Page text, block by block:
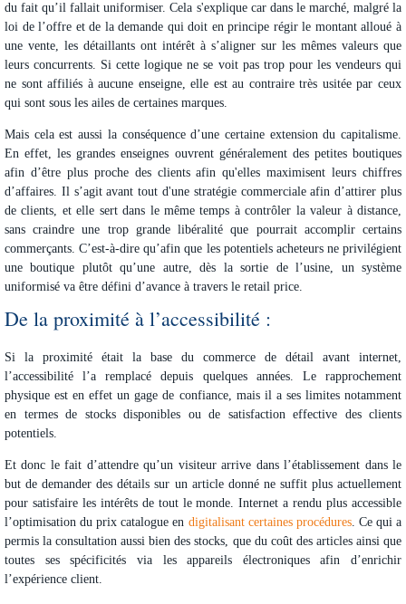
du fait qu’il fallait uniformiser. Cela s'explique car dans le marché, malgré la
loi de l’offre et de la demande qui doit en principe régir le montant alloué à
une vente, les détaillants ont intérêt à s’aligner sur les mêmes valeurs que
leurs concurrents. Si cette logique ne se voit pas trop pour les vendeurs qui
ne sont affiliés à aucune enseigne, elle est au contraire très usitée par ceux
qui sont sous les ailes de certaines marques.
Mais cela est aussi la conséquence d’une certaine extension du capitalisme.
En effet, les grandes enseignes ouvrent généralement des petites boutiques
afin d’être plus proche des clients afin qu'elles maximisent leurs chiffres
d’affaires. Il s’agit avant tout d'une stratégie commerciale afin d’attirer plus
de clients, et elle sert dans le même temps à contrôler la valeur à distance,
sans craindre une trop grande libéralité que pourrait accomplir certains
commerçants. C’est-à-dire qu’afin que les potentiels acheteurs ne privilégient
une boutique plutôt qu’une autre, dès la sortie de l’usine, un système
uniformisé va être défini d’avance à travers le retail price.
De la proximité à l’accessibilité :
Si la proximité était la base du commerce de détail avant internet,
l’accessibilité l’a remplacé depuis quelques années. Le rapprochement
physique est en effet un gage de confiance, mais il a ses limites notamment
en termes de stocks disponibles ou de satisfaction effective des clients
potentiels.
Et donc le fait d’attendre qu’un visiteur arrive dans l’établissement dans le
but de demander des détails sur un article donné ne suffit plus actuellement
pour satisfaire les intérêts de tout le monde. Internet a rendu plus accessible
l’optimisation du prix catalogue en digitalisant certaines procédures. Ce qui a
permis la consultation aussi bien des stocks, que du coût des articles ainsi que
toutes ses spécificités via les appareils électroniques afin d’enrichir
l’expérience client.